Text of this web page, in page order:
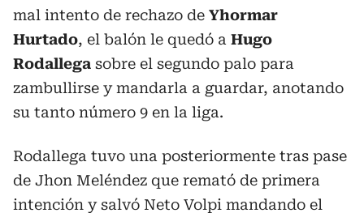
mal intento de rechazo de Yhormar
Hurtado, el balón le quedó a Hugo
Rodallega sobre el segundo palo para
zambullirse y mandarla a guardar, anotando
su tanto número 9 en la liga.
Rodallega tuvo una posteriormente tras pase
de Jhon Meléndez que remató de primera
intención y salvó Neto Volpi mandando el